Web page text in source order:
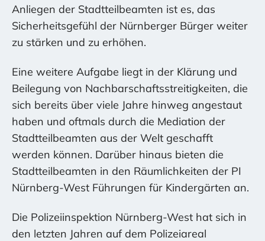
Anliegen der Stadtteilbeamten ist es, das
Sicherheitsgefühl der Nürnberger Bürger weiter
zu stärken und zu erhöhen.
Eine weitere Aufgabe liegt in der Klärung und
Beilegung von Nachbarschaftsstreitigkeiten, die
sich bereits über viele Jahre hinweg angestaut
haben und oftmals durch die Mediation der
Stadtteilbeamten aus der Welt geschafft
werden können. Darüber hinaus bieten die
Stadtteilbeamten in den Räumlichkeiten der PI
Nürnberg-West Führungen für Kindergärten an.
Die Polizeiinspektion Nürnberg-West hat sich in
den letzten Jahren auf dem Polizeiareal